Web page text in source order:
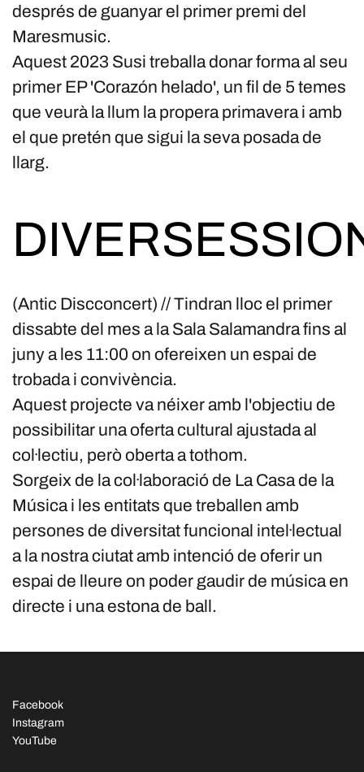
després de guanyar el primer premi del
Maresmusic.
Aquest 2023 Susi treballa donar forma al seu
primer EP 'Corazón helado', un fil de 5 temes
que veurà la llum la propera primavera i amb
el que pretén que sigui la seva posada de
llarg.
(Antic Discconcert) // Tindran lloc el primer
dissabte del mes a la Sala Salamandra fins al
juny a les 11:00 on ofereixen un espai de
trobada i convivència.
Aquest projecte va néixer amb l'objectiu de
possibilitar una oferta cultural ajustada al
col·lectiu, però oberta a tothom.
Sorgeix de la col·laboració de La Casa de la
Música i les entitats que treballen amb
persones de diversitat funcional intel·lectual
a la nostra ciutat amb intenció de oferir un
espai de lleure on poder gaudir de música en
directe i una estona de ball.
Facebook
Instagram
YouTube